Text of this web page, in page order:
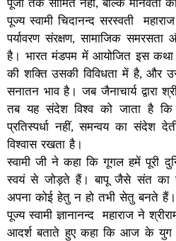
पूजा तक सीमित नहीं, बल्कि मानवता
पूज्य स्वामी चिदानन्द सरस्वती
पर्यावरण संरक्षण, सामाजिक समरसता
है। भारत मंडपम में आयोजित इस कथा
की शक्ति उसकी विविधता में है, और
सनातन भाव है। जब जैनाचार्य द्वारा
तब यह संदेश विश्व को जाता है कि
प्रतिस्पर्धा नहीं, समन्वय का संदेश
विश्वास रखता है।
स्वामी जी ने कहा कि गूगल हमें पूरी
स्वयं से जोड़ते हैं। बापू जैसे संत का
अपना कोई हेतु न हो तभी सेतु बनते हैं।
पूज्य स्वामी ज्ञानानन्द महाराज ने
आदर्श बताते हुए कहा कि आज के युग